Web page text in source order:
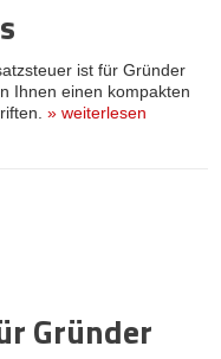
ist für Gründer
Ihnen einen kompakten
» weiterlesen
Gründer